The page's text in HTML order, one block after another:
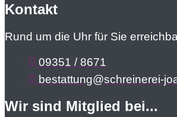
Kontakt
Rund um die Uhr für Sie
09351 / 8671
bestattung@schreinerei-
Wir sind Mitglied bei...